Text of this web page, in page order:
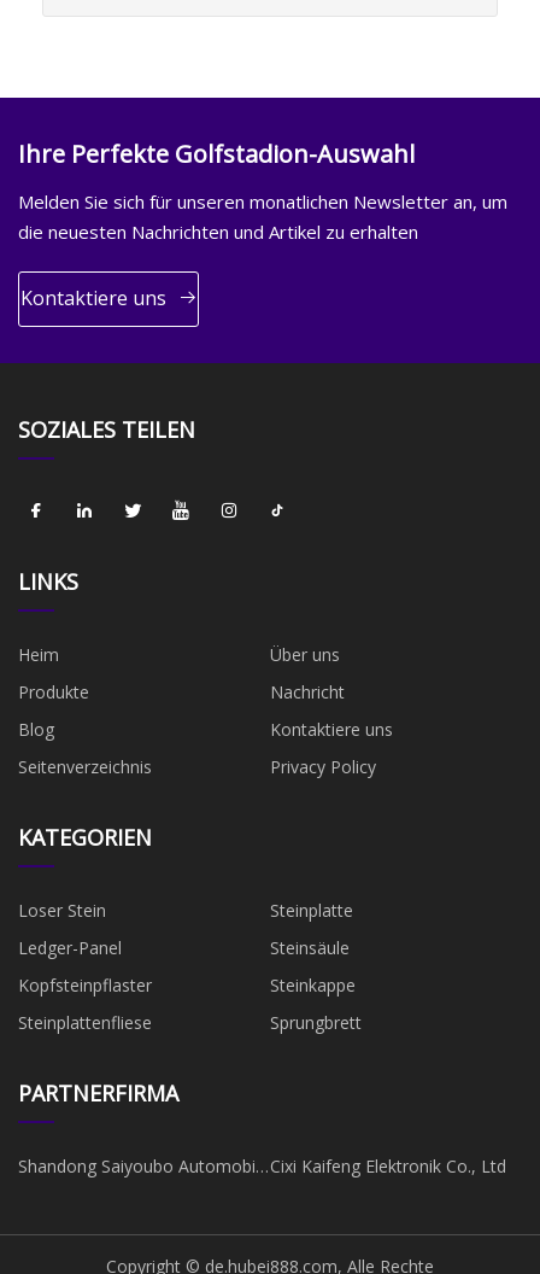
Ihre Perfekte Golfstadion-Auswahl
Melden Sie sich für unseren monatlichen Newsletter an, um
die neuesten Nachrichten und Artikel zu erhalten
Kontaktiere uns
SOZIALES TEILEN
LINKS
Heim
Über uns
Produkte
Nachricht
Blog
Kontaktiere uns
Seitenverzeichnis
Privacy Policy
KATEGORIEN
Loser Stein
Steinplatte
Ledger-Panel
Steinsäule
Kopfsteinpflaster
Steinkappe
Steinplattenfliese
Sprungbrett
PARTNERFIRMA
Shandong Saiyoubo Automobil
Cixi Kaifeng Elektronik Co., Ltd
Copyright © de.hubei888.com, Alle Rechte